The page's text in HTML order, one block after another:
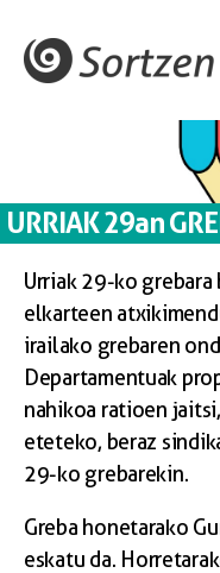
URRIAK 29an
Urriak 29-ko
elkarteen
irailako grebaren
Departamentuak
nahikoa ratioen
eteteko, beraz
29-ko grebarekin.
Greba honetarako
eskatu da.